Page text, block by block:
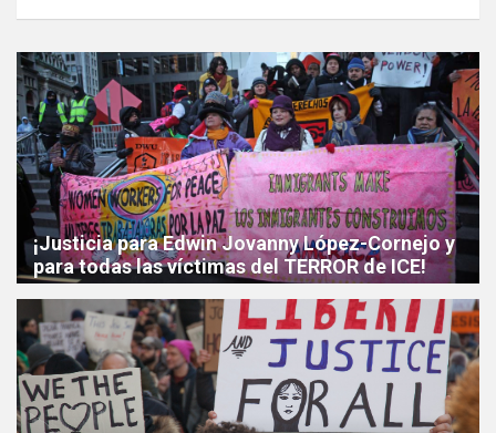
¡Justicia para Edwin Jovanny López-Cornejo y
para todas las víctimas del TERROR de ICE!